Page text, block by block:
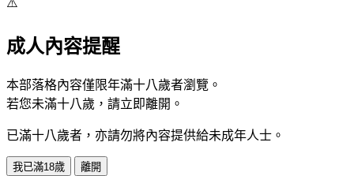
成人內容提醒
本部落格內容僅限年滿十八歲者瀏覽。
若您未滿十八歲，請立即離開。
已滿十八歲者，亦請勿將內容提供給未成年人士。
我已滿18歲 離開